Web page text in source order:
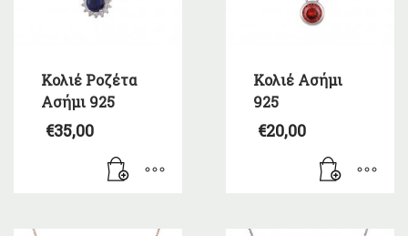
Κολιέ Ροζέτα
Ασήμι 925
€35,00
Κολιέ Ασήμι
925
€20,00